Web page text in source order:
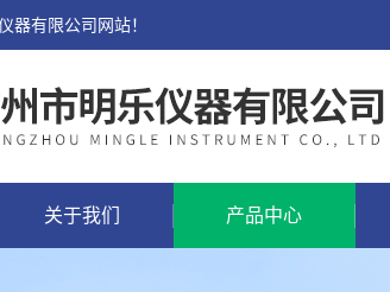
器有限公司网站！
关于我们 产品中心